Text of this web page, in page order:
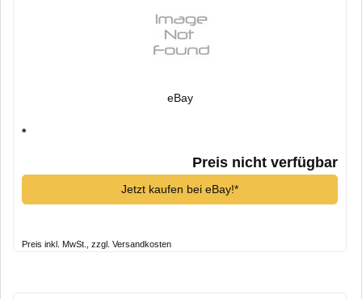
eBay
*
Preis nicht verfügbar
Jetzt kaufen bei eBay!*
Preis inkl. MwSt., zzgl. Versandkosten